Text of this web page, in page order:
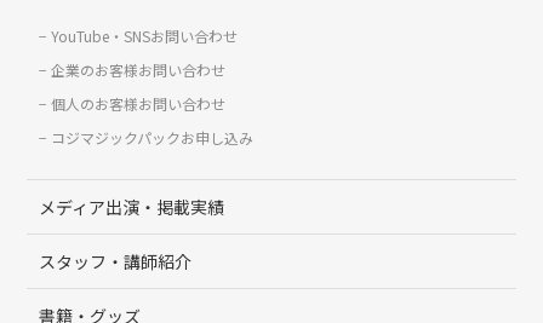
YouTube・SNSお問い合わせ
企業のお客様お問い合わせ
個人のお客様お問い合わせ
コジマジックパックお申し込み
メディア出演・掲載実績
スタッフ・講師紹介
書籍・グッズ